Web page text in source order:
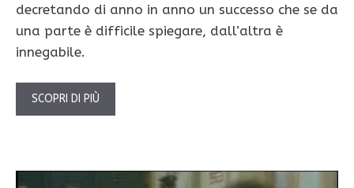
decretando di anno in anno un successo che se da
una parte è difficile spiegare, dall’altra è
innegabile.
SCOPRI DI PIÙ